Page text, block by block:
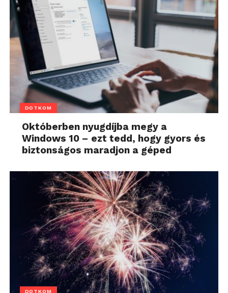
DOTKOM
Októberben nyugdíjba megy a
Windows 10 – ezt tedd, hogy gyors és
biztonságos maradjon a géped
DOTKOM